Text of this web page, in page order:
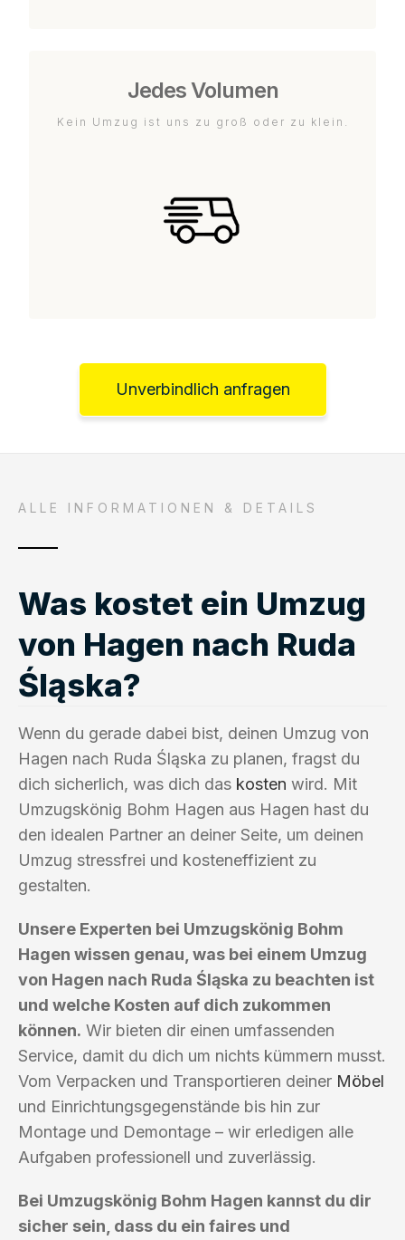
Jedes Volumen
Kein Umzug ist uns zu groß oder zu klein.
Unverbindlich anfragen
ALLE INFORMATIONEN & DETAILS
Was kostet ein Umzug
von Hagen nach Ruda
Śląska?
Wenn du gerade dabei bist, deinen Umzug von
Hagen nach Ruda Śląska zu planen, fragst du
dich sicherlich, was dich das kosten wird. Mit
Umzugskönig Bohm Hagen aus Hagen hast du
den idealen Partner an deiner Seite, um deinen
Umzug stressfrei und kosteneffizient zu
gestalten.
Unsere Experten bei Umzugskönig Bohm
Hagen wissen genau, was bei einem Umzug
von Hagen nach Ruda Śląska zu beachten ist
und welche Kosten auf dich zukommen
können. Wir bieten dir einen umfassenden
Service, damit du dich um nichts kümmern musst.
Vom Verpacken und Transportieren deiner Möbel
und Einrichtungsgegenstände bis hin zur
Montage und Demontage – wir erledigen alle
Aufgaben professionell und zuverlässig.
Bei Umzugskönig Bohm Hagen kannst du dir
sicher sein, dass du ein faires und